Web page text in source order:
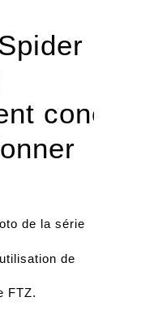
conçue
de la série
de
FTZ.